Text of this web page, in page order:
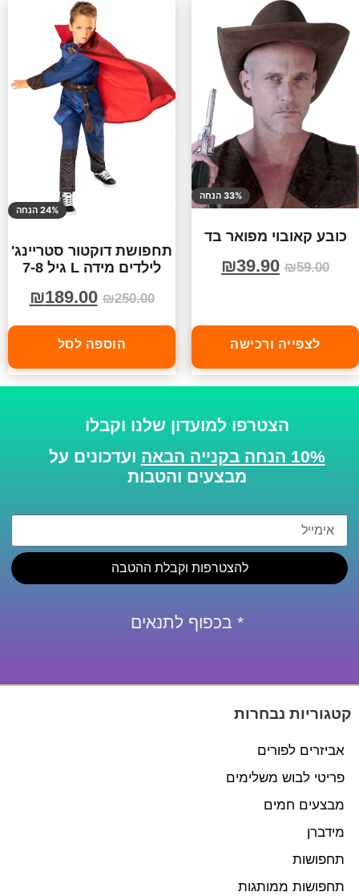
33% הנחה
כובע קאובוי מפואר בד
₪59.00
₪39.90
לצפייה ורכישה
24% הנחה
תחפושת דוקטור סטריינג'
לילדים מידה L גיל 7-8
₪250.00
₪189.00
הוספה לסל
הצטרפו למועדון שלנו וקבלו
10% הנחה בקנייה הבאה
ועדכונים על
מבצעים והטבות
להצטרפות וקבלת ההטבה
* בכפוף לתנאים
קטגוריות נבחרות
אביזרים לפורים
פריטי לבוש משלימים
מבצעים חמים
מידברן
תחפושות
תחפושות ממותגות